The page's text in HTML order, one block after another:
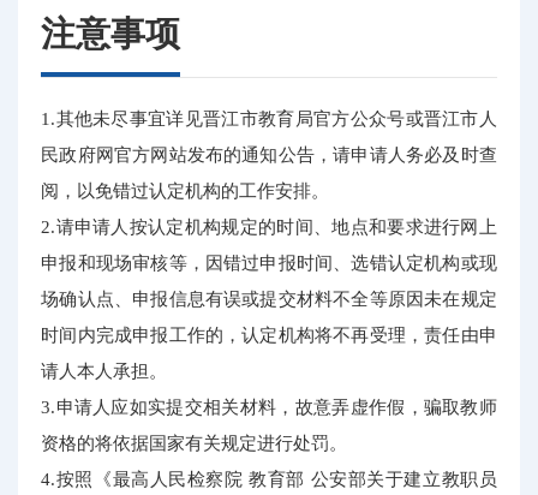
注意事项
1.其他未尽事宜详见晋江市教育局官方公众号或晋江市人
民政府网官方网站发布的通知公告，请申请人务必及时查
阅，以免错过认定机构的工作安排。
2.请申请人按认定机构规定的时间、地点和要求进行网上
申报和现场审核等，因错过申报时间、选错认定机构或现
场确认点、申报信息有误或提交材料不全等原因未在规定
时间内完成申报工作的，认定机构将不再受理，责任由申
请人本人承担。
3.申请人应如实提交相关材料，故意弄虚作假，骗取教师
资格的将依据国家有关规定进行处罚。
4.按照《最高人民检察院 教育部 公安部关于建立教职员